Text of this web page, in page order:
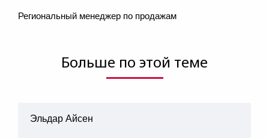
Страна
Региональный менеджер по продажам
Больше по этой теме
Эльдар Айсен